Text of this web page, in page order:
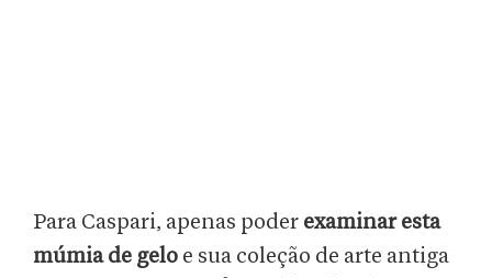
Para Caspari, apenas poder examinar esta
múmia de gelo e sua coleção de arte antiga